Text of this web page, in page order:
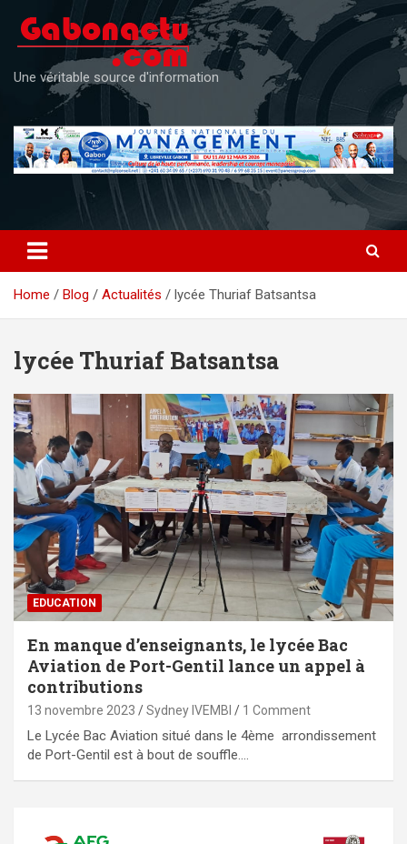
content
Une véritable source d'information
Home Blog Actualités lycée Thuriaf Batsantsa
lycée Thuriaf Batsantsa
EDUCATION
En manque d’enseignants, le lycée Bac
Aviation de Port-Gentil lance un appel à
contributions
13 novembre 2023 Sydney IVEMBI 1 Comment
Le Lycée Bac Aviation situé dans le 4ème arrondissement
de Port-Gentil est à bout de souffle.…